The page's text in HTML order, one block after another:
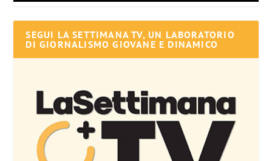
SEGUI LA SETTIMANA TV, UN LABORATORIO
DI GIORNALISMO GIOVANE E DINAMICO